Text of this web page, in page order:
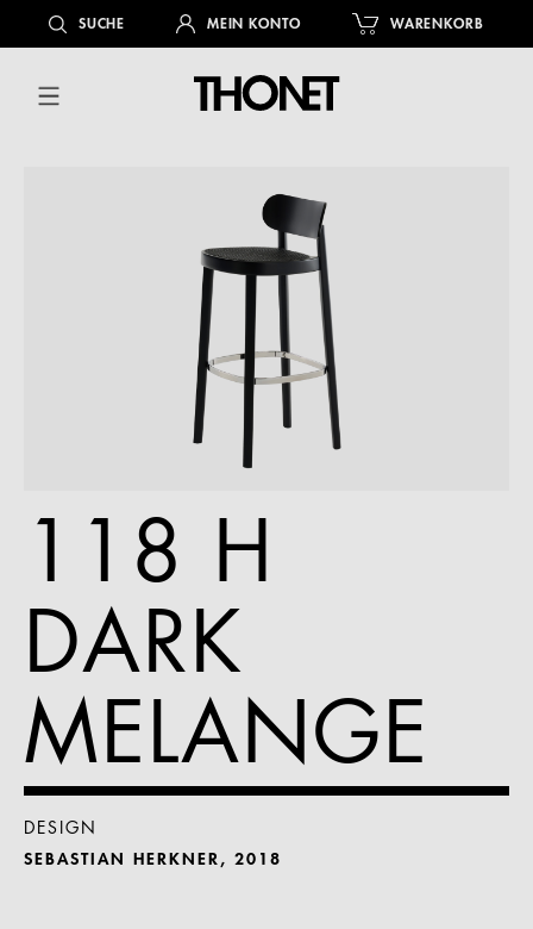
springenSUCHE MEIN KONTO WARENKORB
118 H
DARK
MELANGE
DESIGN
SEBASTIAN HERKNER, 2018